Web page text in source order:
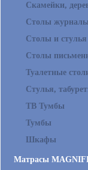
Скамейки,
Столы
Столы и
Столы
Туалетные
Стулья,
ТВ Тумбы
Тумбы
Шкафы
Матрасы